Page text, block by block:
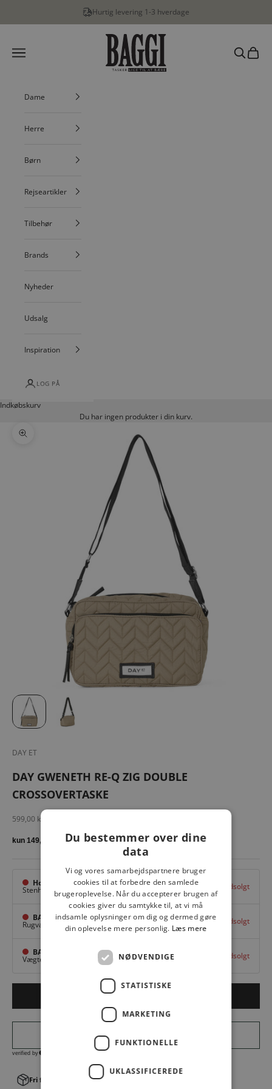
Hurtig levering 1-3 hverdage
BAGGI
Menu
Søg
Dame
Herre
Børn
Rejseartikler
Tilbehør
Brands
Nyheder
Udsalg
Inspiration
LOG PÅ
Indkøbskurv
Du har ingen produkter i din kurv.
Zoom
DAY ET
DAY GWENETH RE-Q ZIG DOUBLE
CROSSOVERTASKE
Salgspris
599,00 kr
Hovedlager
Stenhuggervej 10, Odense M Udsolgt
BAGGI Tarup Center
Rugvang 36, Odense NV Udsolgt
BAGGI Nyborg
Vægtergade 1, Nyborg Udsolgt
Fri fragt v. køb over 499,00 kr.
Du bestemmer over dine
data
Vi og vores samarbejdspartnere bruger
cookies til at forbedre den samlede
brugeroplevelse. Når du accepterer brugen af
cookies giver du samtykke til, at vi må
indsamle oplysninger om dig og dermed gøre
din oplevelse mere personlig. Læs mere
NØDVENDIGE
STATISTISKE
MARKETING
FUNKTIONELLE
UKLASSIFICEREDE